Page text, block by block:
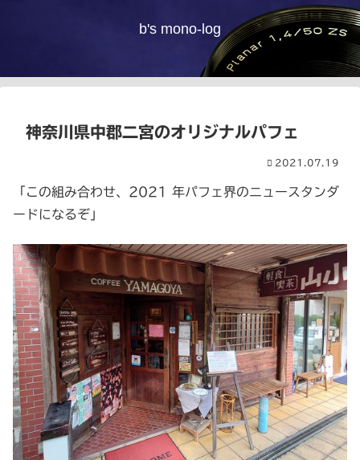
b's mono-log
神奈川県中郡二宮のオリジナルパフェ
2021.07.19
「この組み合わせ、2021 年パフェ界のニュースタンダ
ードになるぞ」